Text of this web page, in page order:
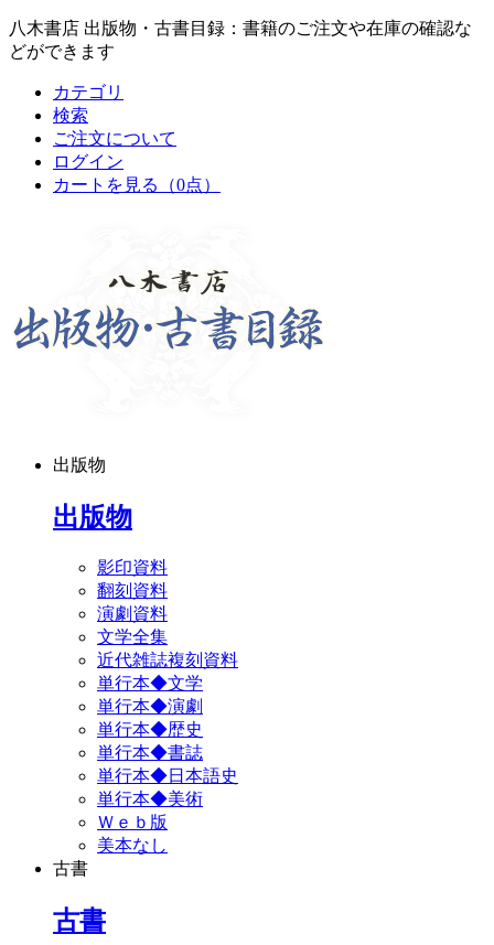
八木書店 出版物・古書目録：書籍のご注文や在庫の確認な
どができます
カテゴリ
検索
ご注文について
ログイン
カートを見る
（0点）
出版物
出版物
影印資料
翻刻資料
演劇資料
文学全集
近代雑誌複刻資料
単行本◆文学
単行本◆演劇
単行本◆歴史
単行本◆書誌
単行本◆日本語史
単行本◆美術
Ｗｅｂ版
美本なし
古書
古書